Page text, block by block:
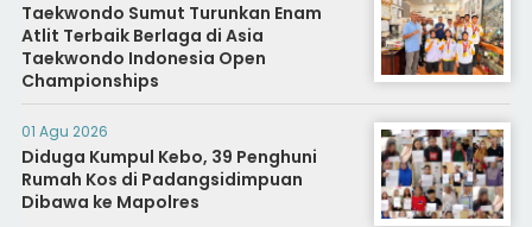
Taekwondo Sumut Turunkan Enam
Atlit Terbaik Berlaga di Asia
Taekwondo Indonesia Open
Championships
01 Agu 2026
Diduga Kumpul Kebo, 39 Penghuni
Rumah Kos di Padangsidimpuan
Dibawa ke Mapolres